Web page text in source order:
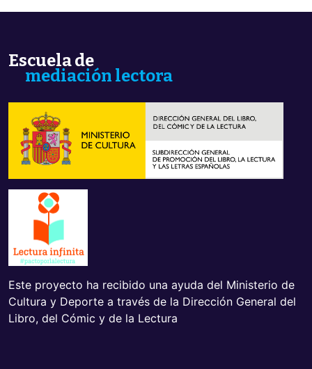
Escuela de
mediación lectora
Este proyecto ha recibido una ayuda del Ministerio de
Cultura y Deporte a través de la Dirección General del
Libro, del Cómic y de la Lectura